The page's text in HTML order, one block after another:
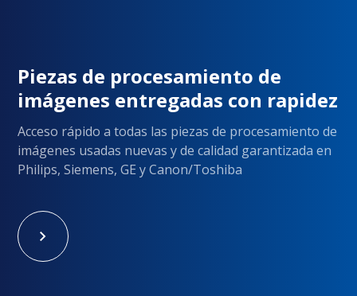
Piezas de procesamiento de
imágenes entregadas con rapidez
Acceso rápido a todas las piezas de procesamiento de
imágenes usadas nuevas y de calidad garantizada en
Philips, Siemens, GE y Canon/Toshiba